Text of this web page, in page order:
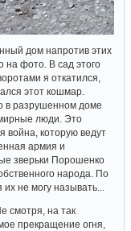
дом напротив этих
на фото. В сад этого
я откатился,
этот кошмар.
в разрушенном доме
люди. Это
война, которую ведут
армия и
зверьки Порошенко
народа. По
их не могу называть...
смотря, на так
прекращение огня,